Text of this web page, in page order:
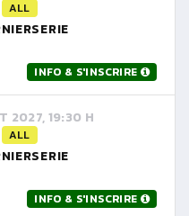
ALL
INFO & S'INSCRIRE
2027, 19:30 H
ALL
INFO & S'INSCRIRE